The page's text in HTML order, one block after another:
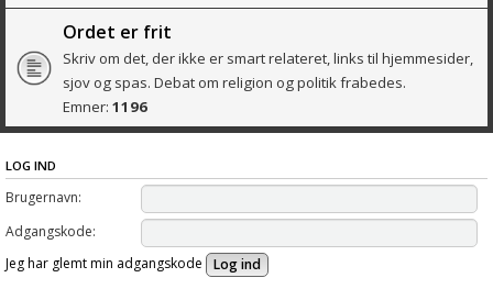
Ordet er frit
Skriv om det, der ikke er smart relateret, links til hjemmesider,
sjov og spas. Debat om religion og politik frabedes.
Emner: 1196
LOG IND
Brugernavn:
Adgangskode:
Jeg har glemt min adgangskode